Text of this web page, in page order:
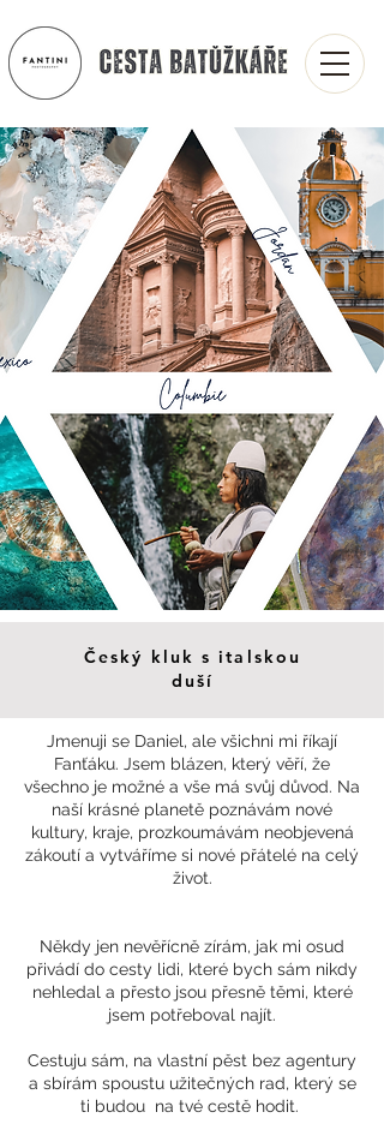
Český kluk s italskou
duší
Jmenuji se Daniel, ale všichni mi říkají
Fanťáku. Jsem blázen, který věří, že
všechno je možné a vše má svůj důvod. Na
naší krásné planetě poznávám nové
kultury, kraje, prozkoumávám neobjevená
zákoutí a vytváříme si nové přátelé na celý
život.
Někdy jen nevěřícně zírám, jak mi osud
přivádí do cesty lidi, které bych sám nikdy
nehledal a přesto jsou přesně těmi, které
jsem potřeboval najít.
Cestuju sám, na vlastní pěst bez agentury
a sbírám spoustu užitečných rad, který se
ti budou na tvé cestě hodit.